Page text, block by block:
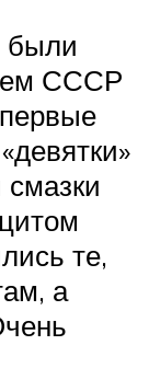
были
СССР
те,
а